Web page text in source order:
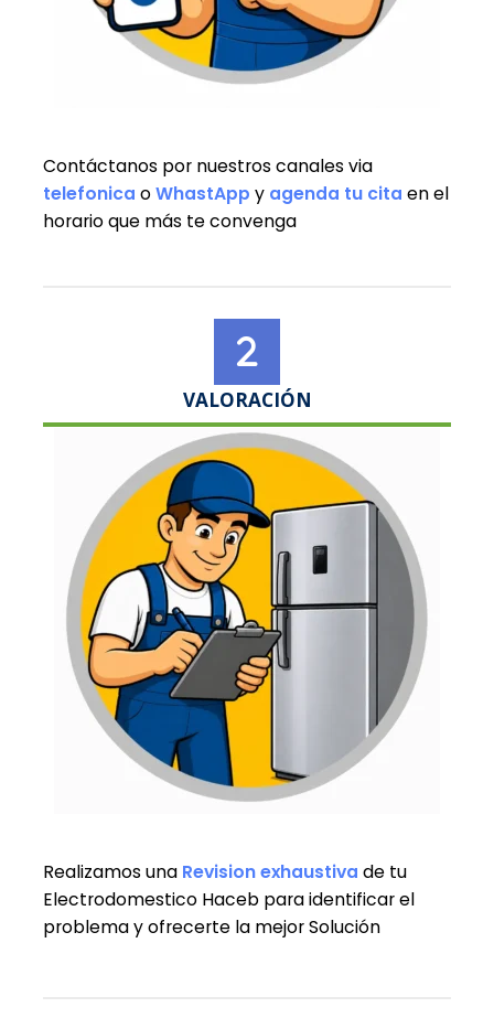
Contáctanos por nuestros canales via
telefonica oWhastApp y agenda tu cita en el
horario que más te convenga
VALORACIÓN
Realizamos una Revision exhaustiva de tu
Electrodomestico Haceb para identificar el
problema y ofrecerte la mejor Solución